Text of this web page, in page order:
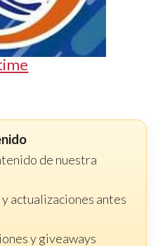
de nuestra
actualizaciones antes
y giveaways